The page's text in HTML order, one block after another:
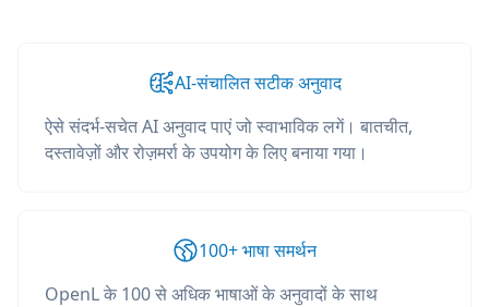
AI-संचालित सटीक अनुवाद
ऐसे संदर्भ-सचेत AI अनुवाद पाएं जो स्वाभाविक लगें। बातचीत,
दस्तावेज़ों और रोज़मर्रा के उपयोग के लिए बनाया गया।
100+ भाषा समर्थन
OpenL के 100 से अधिक भाषाओं के अनुवादों के साथ